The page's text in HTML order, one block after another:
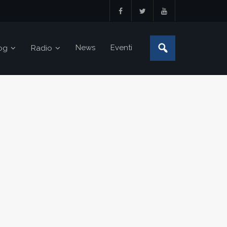
Radio News Eventi